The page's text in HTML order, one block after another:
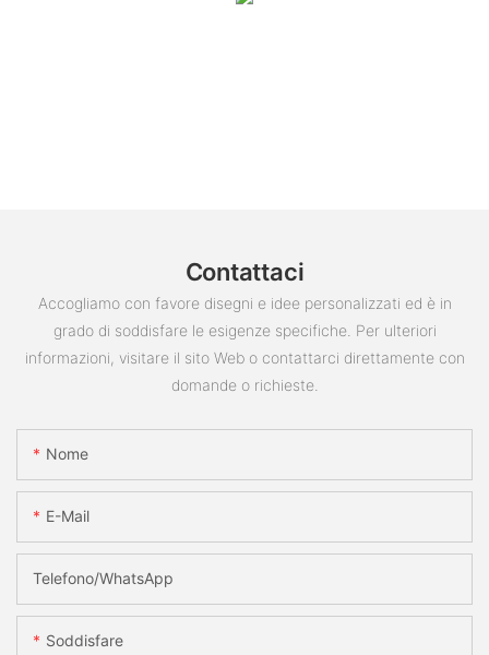
Contattaci
Accogliamo con favore disegni e idee personalizzati ed è in
grado di soddisfare le esigenze specifiche. Per ulteriori
informazioni, visitare il sito Web o contattarci direttamente con
domande o richieste.
Nome
E-Mail
Telefono/WhatsApp
Soddisfare